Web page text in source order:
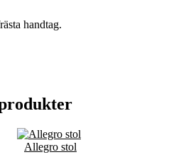
handtag.
Allegro stol